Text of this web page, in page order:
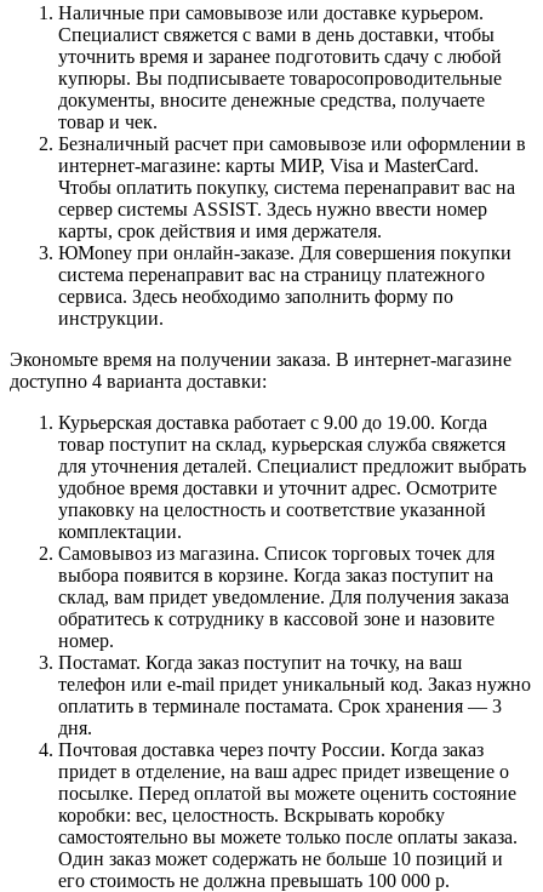
Наличные при самовывозе или доставке курьером.
Специалист свяжется с вами в день доставки, чтобы
уточнить время и заранее подготовить сдачу с любой
купюры. Вы подписываете товаросопроводительные
документы, вносите денежные средства, получаете
товар и чек.
Безналичный расчет при самовывозе или оформлении в
интернет-магазине: карты МИР, Visa и MasterCard.
Чтобы оплатить покупку, система перенаправит вас на
сервер системы ASSIST. Здесь нужно ввести номер
карты, срок действия и имя держателя.
ЮMoney при онлайн-заказе. Для совершения покупки
система перенаправит вас на страницу платежного
сервиса. Здесь необходимо заполнить форму по
инструкции.
Экономьте время на получении заказа. В интернет-магазине
доступно 4 варианта доставки:
Курьерская доставка работает с 9.00 до 19.00. Когда
товар поступит на склад, курьерская служба свяжется
для уточнения деталей. Специалист предложит выбрать
удобное время доставки и уточнит адрес. Осмотрите
упаковку на целостность и соответствие указанной
комплектации.
Самовывоз из магазина. Список торговых точек для
выбора появится в корзине. Когда заказ поступит на
склад, вам придет уведомление. Для получения заказа
обратитесь к сотруднику в кассовой зоне и назовите
номер.
Постамат. Когда заказ поступит на точку, на ваш
телефон или e-mail придет уникальный код. Заказ нужно
оплатить в терминале постамата. Срок хранения — 3
дня.
Почтовая доставка через почту России. Когда заказ
придет в отделение, на ваш адрес придет извещение о
посылке. Перед оплатой вы можете оценить состояние
коробки: вес, целостность. Вскрывать коробку
самостоятельно вы можете только после оплаты заказа.
Один заказ может содержать не больше 10 позиций и
его стоимость не должна превышать 100 000 р.